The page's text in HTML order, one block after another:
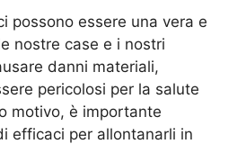
possono essere una vera e
nostre case e i nostri
danni materiali,
pericolosi per la salute
motivo, è importante
efficaci per allontanarli in